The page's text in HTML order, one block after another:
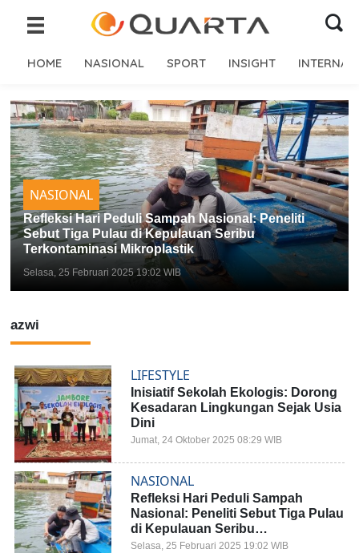
HOME NASIONAL SPORT INSIGHT
NASIONAL
Refleksi Hari Peduli Sampah Nasional: Peneliti
Sebut Tiga Pulau di Kepulauan Seribu
Terkontaminasi Mikroplastik
Selasa, 25 Februari 2025 19:02 WIB
azwi
LIFESTYLE
Inisiatif Sekolah Ekologis: Dorong
Kesadaran Lingkungan Sejak Usia
Dini
Jumat, 24 Oktober 2025 08:29 WIB
NASIONAL
Refleksi Hari Peduli Sampah
Nasional: Peneliti Sebut Tiga Pulau
di Kepulauan Seribu
Terkontaminasi Mikroplastik
Selasa, 25 Februari 2025 19:02 WIB